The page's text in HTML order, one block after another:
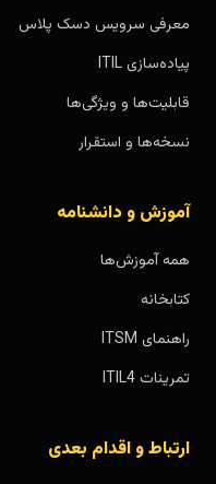
معرفی سرویس دسک پلاس
پیاده‌سازی ITIL
قابلیت‌ها و ویژگی‌ها
نسخه‌ها و استقرار
آموزش و دانشنامه
همه آموزش‌ها
کتابخانه
راهنمای ITSM
تمرینات ITIL4
ارتباط و اقدام بعدی